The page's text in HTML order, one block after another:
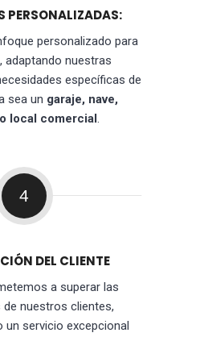
PERSONALIZADAS:
personalizado para
adaptando nuestras
específicas de
sea un garaje, nave,
local comercial.
4
DEL CLIENTE
a superar las
nuestros clientes,
un servicio excepcional